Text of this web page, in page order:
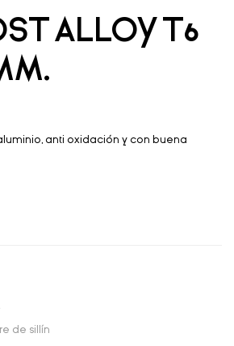
ALLOY T6
anti oxidación y con buena
de sillín